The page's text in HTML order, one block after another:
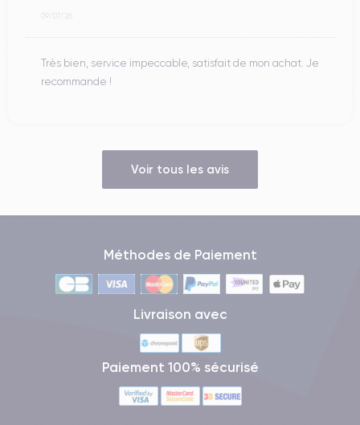
09/07/26
Très bien, service impeccable, satisfait de mon achat. Je
recommande !
Voir tous les avis
Méthodes de Paiement
Livraison avec
Paiement 100% sécurisé